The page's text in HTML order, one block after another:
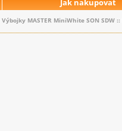
Jak nakupovat
Výbojky MASTER MiniWhite SON SDW ::